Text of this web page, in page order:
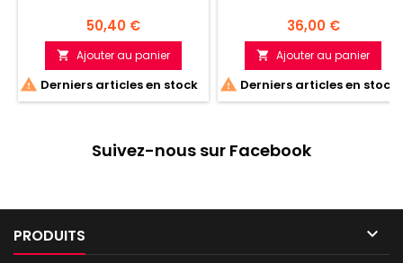
Prix
50,40 €
 Ajouter au panier
 Derniers articles en stock
Prix
36,00 €
 Ajouter au panier
 Derniers articles en stock
Suivez-nous sur Facebook
PRODUITS 